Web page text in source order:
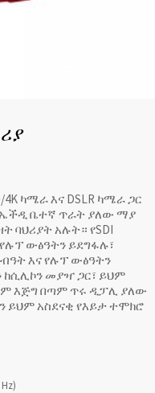
ካሜራ እና DSLR ካሜራ ጋር
ኤችዲ ቤተኛ ጥራት ያለው ማያ
ባህሪያት አሉት። የSDI
ውፅዓትን ይደግፋሉ፣
እና የሉፕ ውፅዓትን
መያዣ ጋር፣ ይህም
እጅግ በጣም ጥሩ ዲፓሊ ያለው
ይህም አስደናቂ የእይታ ተሞክሮ